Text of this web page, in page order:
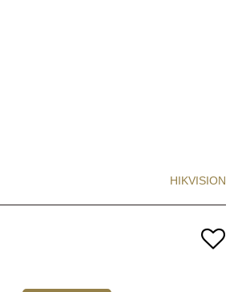
HIKVISION